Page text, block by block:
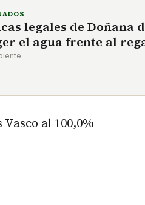
legales de Doñana
el agua frente al
al 100,0%